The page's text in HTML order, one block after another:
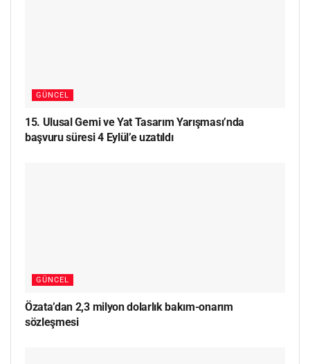
GÜNCEL
15. Ulusal Gemi ve Yat Tasarım Yarışması’nda
başvuru süresi 4 Eylül’e uzatıldı
GÜNCEL
Özata’dan 2,3 milyon dolarlık bakım-onarım
sözleşmesi